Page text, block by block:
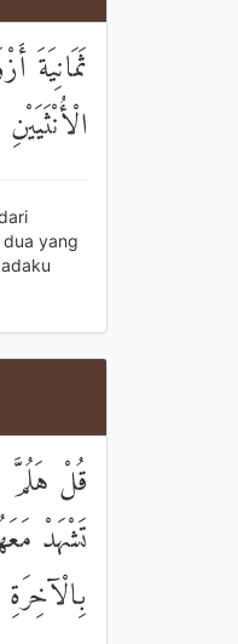
ثَمَانِيَةَ
yang
قُلْ هَلُمَّ
تَشْهَدْ